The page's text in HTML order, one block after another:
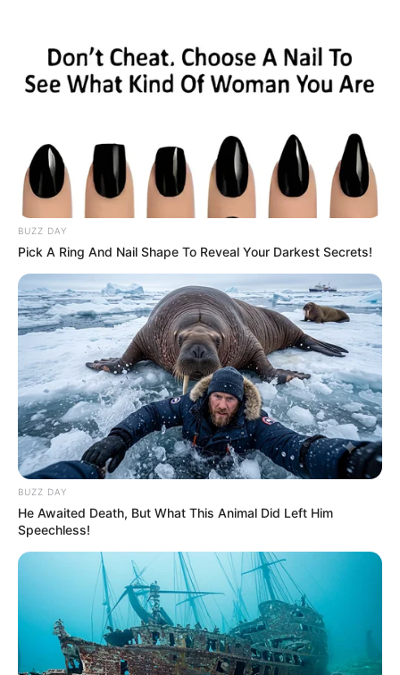
BUZZ DAY
Pick A Ring And Nail Shape To Reveal Your Darkest Secrets!
BUZZ DAY
He Awaited Death, But What This Animal Did Left Him
Speechless!